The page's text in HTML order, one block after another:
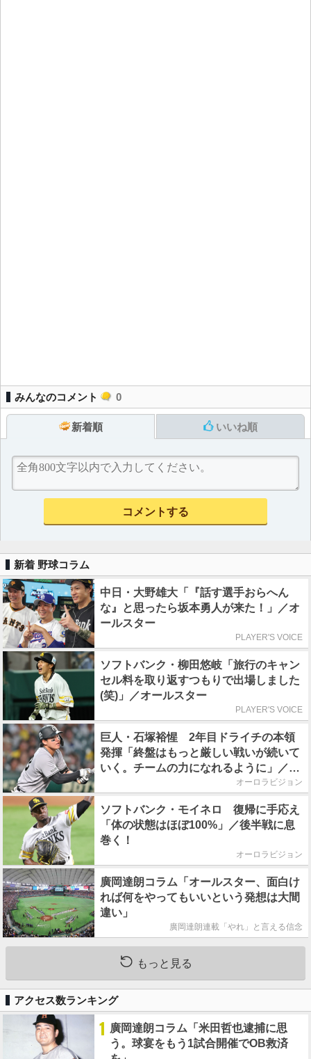
みんなのコメント 0
新着順 いいね順
新着 野球コラム
中日・大野雄大「『話す選手おらへん
な』と思ったら坂本勇人が来た！」／オ
ールスター
PLAYER'S VOICE
ソフトバンク・柳田悠岐「旅行のキャン
セル料を取り返すつもりで出場しました
(笑)」／オールスター
PLAYER'S VOICE
巨人・石塚裕惺 2年目ドライチの本領
発揮「終盤はもっと厳しい戦いが続いて
いく。チームの力になれるように」／後
オーロラビジョン
ソフトバンク・モイネロ 復帰に手応え
「体の状態はほぼ100%」／後半戦に息
巻く！
オーロラビジョン
廣岡達朗コラム「オールスター、面白け
れば何をやってもいいという発想は大間
違い」
廣岡達朗連載「やれ」と言える信念
もっと見る
アクセス数ランキング
1 廣岡達朗コラム「米田哲也逮捕に思
う。球宴をもう1試合開催でOB救済